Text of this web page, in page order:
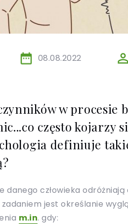
08.08.2022
w
często kojarzy
definiuje
człowieka
jest określanie
m.in. gdy: